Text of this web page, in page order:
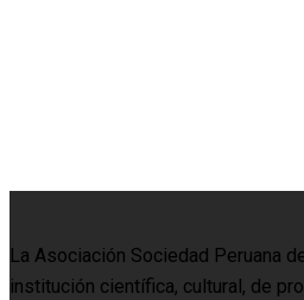
La Asociación Sociedad Peruana
institución científica, cultural, de